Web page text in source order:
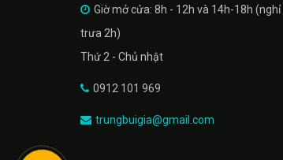
Giờ mở cửa: 8h - 12h và 14h-18h (nghỉ
trưa 2h)
Thứ 2 - Chủ nhật
0912 101 969
trungbuigia@gmail.com